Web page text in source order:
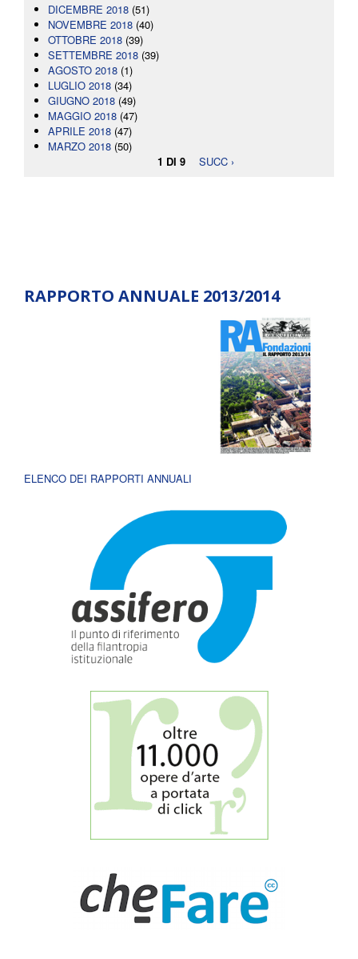
DICEMBRE 2018 (51)
NOVEMBRE 2018 (40)
OTTOBRE 2018 (39)
SETTEMBRE 2018 (39)
AGOSTO 2018 (1)
LUGLIO 2018 (34)
GIUGNO 2018 (49)
MAGGIO 2018 (47)
APRILE 2018 (47)
MARZO 2018 (50)
1 DI 9
SUCC ›
RAPPORTO ANNUALE 2013/2014
ELENCO DEI RAPPORTI ANNUALI